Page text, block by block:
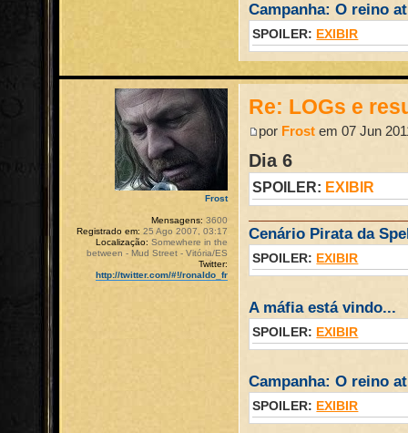
Campanha: O reino
SPOILER: EXIBIR
Re: LOGs e
por Frost em 07 Jun
Dia 6
SPOILER: EXIBIR
Cenário Pirata da
SPOILER: EXIBIR
A máfia está vindo...
SPOILER: EXIBIR
Campanha: O reino
SPOILER: EXIBIR
Frost
Mensagens: 3600
Registrado em: 25 Ago 2007, 03:17
Localização: Somewhere in the
between - Mud Street - Vitória/ES
Twitter:
http://twitter.com/#!/ronaldo_fr